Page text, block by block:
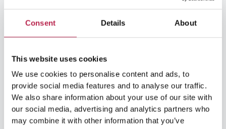
Consent Details About
This website uses cookies
We use cookies to personalise content and ads, to
provide social media features and to analyse our traffic.
We also share information about your use of our site with
our social media, advertising and analytics partners who
may combine it with other information that you’ve
Ibiza restaurants(9) Ibiza stranden(7)
ibiza vakantie(14)
Ibiza Villa Verhuur(6) luxe vakantie (5)
Luxe villa's Ibiza(43) luxe villas(13)